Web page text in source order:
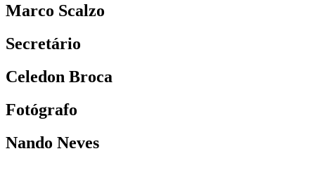
Marco Scalzo
Secretário
Celedon Broca
Fotógrafo
Nando Neves